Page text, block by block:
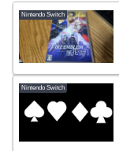
Nintendo Switch
Nintendo Switch